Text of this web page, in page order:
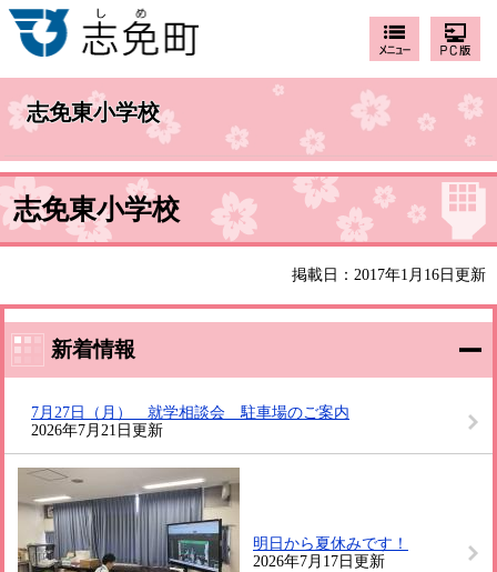
志免東小学校
志免東小学校
掲載日：2017年1月16日更新
新着情報
7月27日（月） 就学相談会 駐車場のご案内
2026年7月21日更新
明日から夏休みです！
2026年7月17日更新